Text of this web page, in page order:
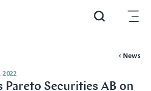
‹ News
2022
Pareto Securities AB on